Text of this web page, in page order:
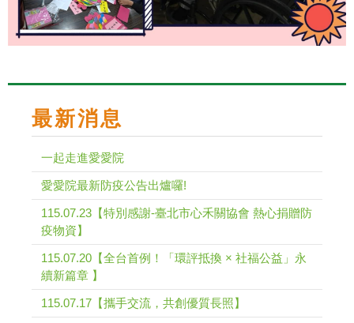
最新消息
一起走進愛愛院
愛愛院最新防疫公告出爐囉!
115.07.23【特別感謝-臺北市心禾關協會 熱心捐贈防
疫物資】
115.07.20【全台首例！「環評抵換 × 社福公益」永
續新篇章 】
115.07.17【攜手交流，共創優質長照】